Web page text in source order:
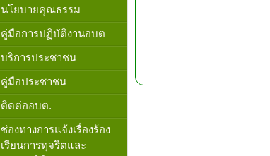
นโยบายคุณธรรม
คู่มือการปฏิบัติงานอบต
บริการประชาชน
คู่มือประชาชน
ติดต่ออบต.
ช่องทางการแจ้งเรื่องร้อง
เรียนการทุจริตและ